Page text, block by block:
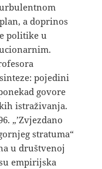
a doprinos
politike u
pojedini
govore
istraživanja.
„’Zvjezdano
stratuma“
u društvenoj
empirijska